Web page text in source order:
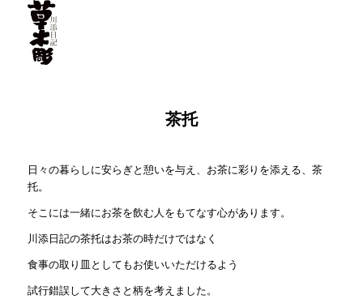
茶托
日々の暮らしに安らぎと憩いを与え、お茶に彩りを添える、茶
托。
そこには一緒にお茶を飲む人をもてなす心があります。
川添日記の茶托はお茶の時だけではなく
食事の取り皿としてもお使いいただけるよう
試行錯誤して大きさと柄を考えました。